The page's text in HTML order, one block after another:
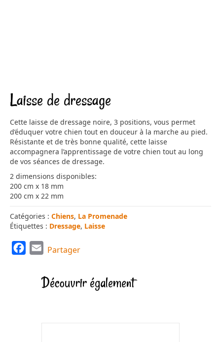
Laisse de dressage
Cette laisse de dressage noire, 3 positions, vous permet
d’éduquer votre chien tout en douceur à la marche au pied.
Résistante et de très bonne qualité, cette laisse
accompagnera l’apprentissage de votre chien tout au long
de vos séances de dressage.
2 dimensions disponibles:
200 cm x 18 mm
200 cm x 22 mm
Catégories : Chiens, La Promenade
Étiquettes : Dressage, Laisse
a
i
Partager
Découvrir également